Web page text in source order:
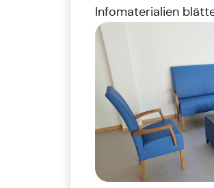
Infomaterialien